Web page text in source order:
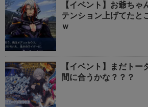
【イベント】お爺ちゃ
テンション上げてたと
ｗ
【イベント】まだトー
間に合うかな？？？